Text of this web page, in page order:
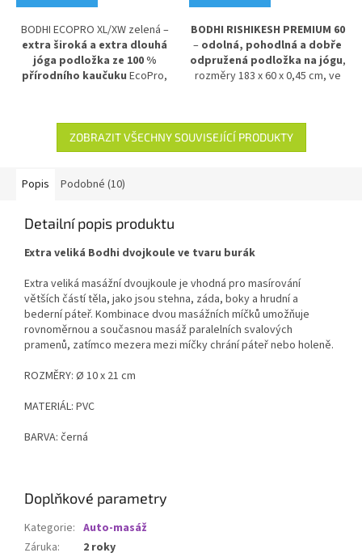
BODHI ECOPRO XL/XW zelená –
extra široká a extra dlouhá
jóga podložka ze 100 %
přírodního kaučuku EcoPro,
ny a všechny, kdo chtějí
více prostoru při cvičení.
Pohodlná, ekologická a odolná
designem pro maximální
BODHI RISHIKESH PREMIUM 60
– odolná, pohodlná a dobře
odpružená podložka na jógu,
rozměry 183 x 60 x 0,45 cm, ve
podlahya stabilní oporu při
cvičení. Vyrobena z PVC pro
dlouhou životnost a snadnou
ZOBRAZIT VŠECHNY SOUVISEJÍCÍ PRODUKTY
Popis Podobné (10)
Detailní popis produktu
Extra veliká Bodhi dvojkoule ve tvaru burák
Extra veliká masážní dvoujkoule je vhodná pro masírování
větších částí těla, jako jsou stehna, záda, boky a hrudní a
bederní páteř. Kombinace dvou masážních míčků umožňuje
rovnoměrnou a současnou masáž paralelních svalových
pramenů, zatímco mezera mezi míčky chrání páteř nebo holeně.
ROZMĚRY: Ø 10 x 21 cm
MATERIÁL: PVC
BARVA: černá
Doplňkové parametry
Kategorie: Auto-masáž
Záruka:
2 roky